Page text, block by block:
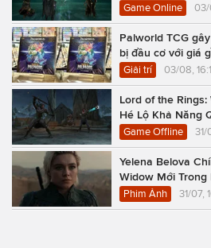
Game Online 03/
Palworld TCG
bị đầu cơ với giá
Giải trí 03/08,
Lord of the
Hé Lộ Khả Năng
Game Offline 31/
Yelena Belova
Widow Mới Trong
Phim Ảnh 31/07,